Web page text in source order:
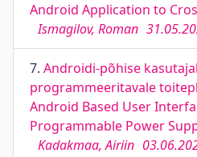
Android Application to
Ismagilov, Roman
7. Androidi-põhise
programmeeritavale
Android Based User
Programmable Power
Kadakmaa, Airiin